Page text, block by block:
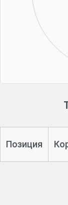
Позиция